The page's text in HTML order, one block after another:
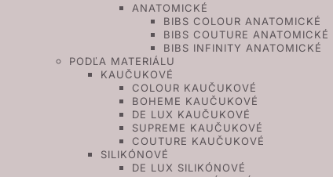
ANATOMICKÉ
BIBS COLOUR ANATOMICKÉ
BIBS COUTURE ANATOMICKÉ
BIBS INFINITY ANATOMICKÉ
PODĽA MATERIÁLU
KAUČUKOVÉ
COLOUR KAUČUKOVÉ
BOHEME KAUČUKOVÉ
DE LUX KAUČUKOVÉ
SUPREME KAUČUKOVÉ
COUTURE KAUČUKOVÉ
SILIKÓNOVÉ
DE LUX SILIKÓNOVÉ